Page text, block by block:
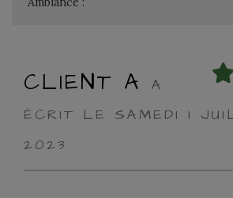
CLIENT A
A
ÉCRIT LE SAMEDI 1
2023